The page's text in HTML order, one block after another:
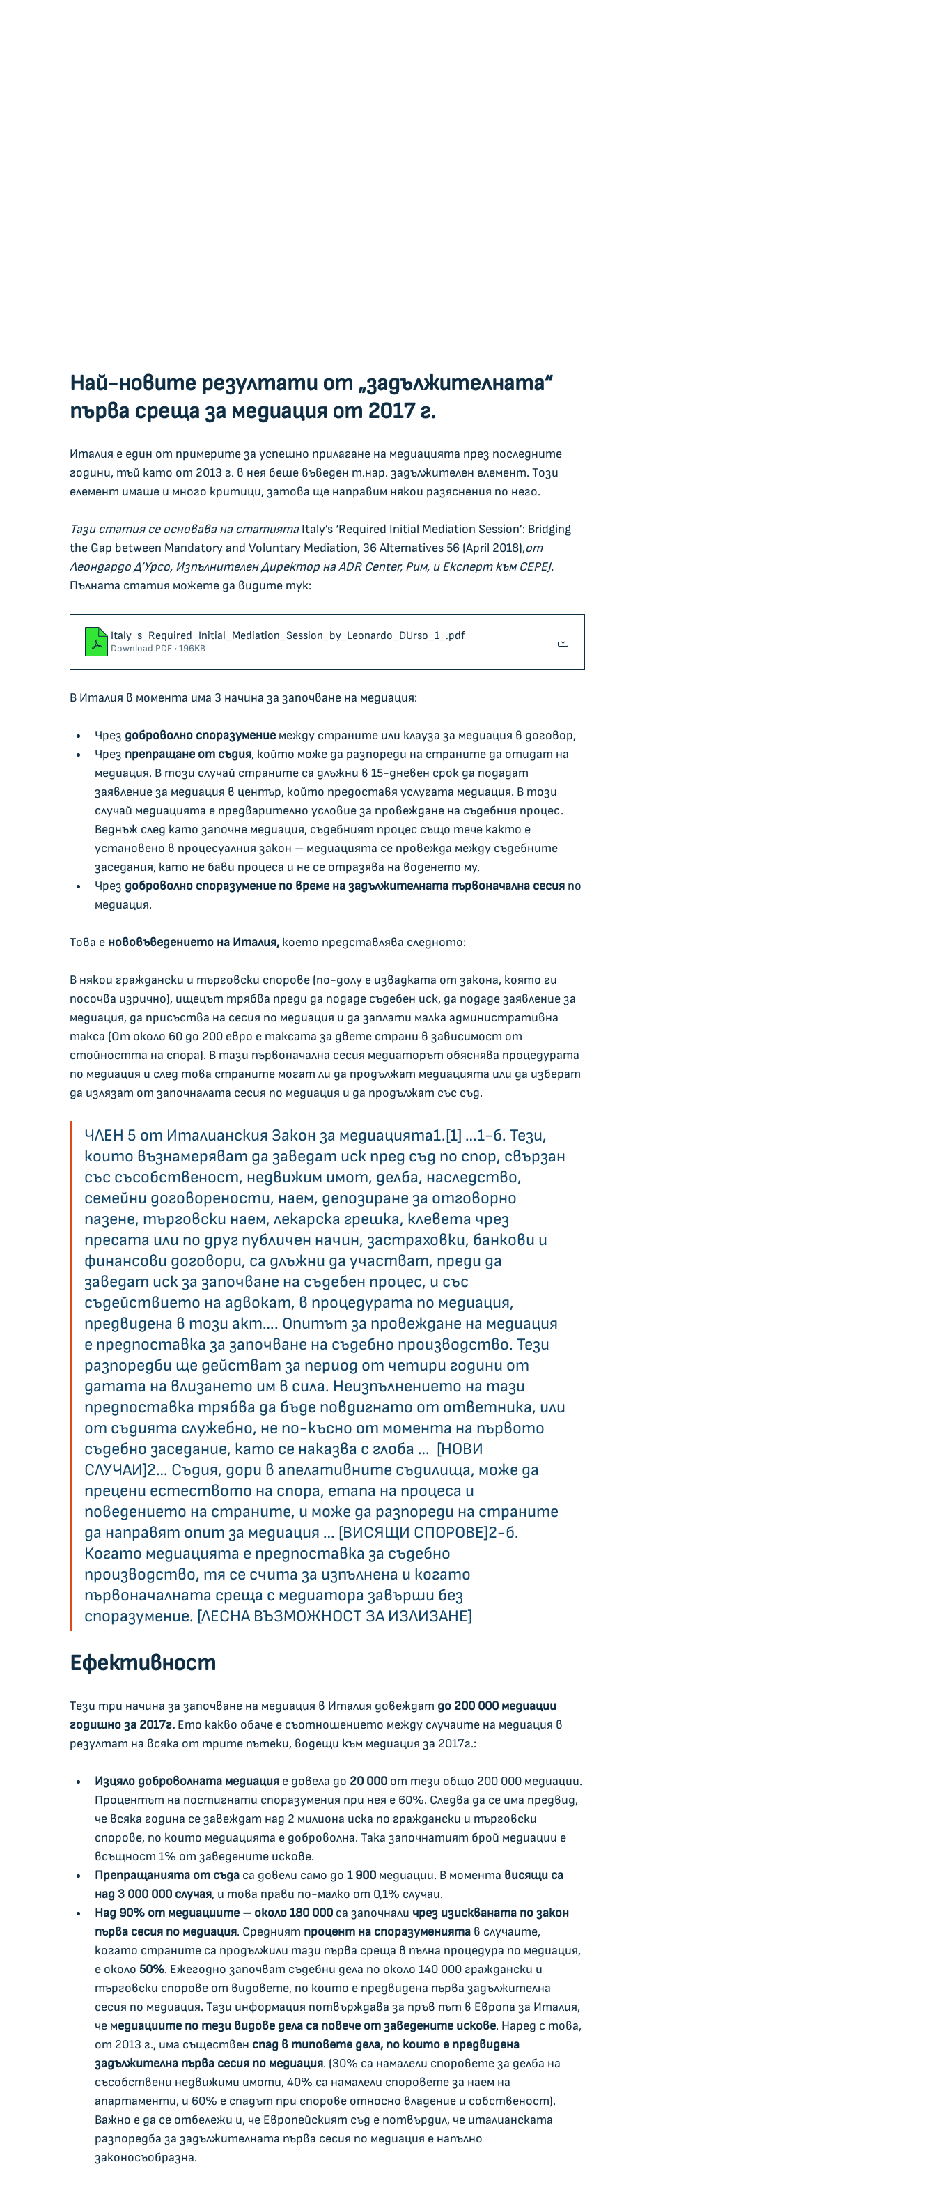
Най-новите резултати от „задължителната“
първа среща за медиация от 2017 г.
Италия е един от примерите за успешно прилагане на медиацията през последните
години, тъй като от 2013 г. в нея беше въведен т.нар. задължителен елемент. Този
елемент имаше и много критици, затова ще направим някои разяснения по него.
Тази статия се основава на статията Italy’s ‘Required Initial Mediation Session’: Bridging
the Gap between Mandatory and Voluntary Mediation, 36 Alternatives 56 (April 2018),от
Леондардо Д’Урсо, Изпълнителен Директор на ADR Center, Рим, и Експерт към CEPEJ.
Пълната статия можете да видите тук:
Italy_s_Required_Initial_Mediation_Session_by_Leonardo_DUrso_1_ .pdf
Download PDF • 196KB
В Италия в момента има 3 начина за започване на медиация:
Чрез доброволно споразумение между страните или клауза за медиация в договор,
Чрез препращане от съдия, който може да разпореди на страните да отидат на
медиация. В този случай страните са длъжни в 15-дневен срок да подадат
заявление за медиация в център, който предоставя услугата медиация. В този
случай медиацията е предварително условие за провеждане на съдебния процес.
Веднъж след като започне медиация, съдебният процес също тече както е
установено в процесуалния закон – медиацията се провежда между съдебните
заседания, като не бави процеса и не се отразява на воденето му.
Чрез доброволно споразумение по време на задължителната първоначална сесия по
медиация.
Това е нововъведението на Италия, което представлява следното:
В някои граждански и търговски спорове (по-долу е извадката от закона, която ги
посочва изрично), ищецът трябва преди да подаде съдебен иск, да подаде заявление за
медиация, да присъства на сесия по медиация и да заплати малка административна
такса (От около 60 до 200 евро е таксата за двете страни в зависимост от
стойността на спора). В тази първоначална сесия медиаторът обяснява процедурата
по медиация и след това страните могат ли да продължат медиацията или да изберат
да излязат от започналата сесия по медиация и да продължат със съд.
ЧЛЕН 5 от Италианския Закон за медиацията1.[1] …1-б. Тези,
които възнамеряват да заведат иск пред съд по спор, свързан
със съсобственост, недвижим имот, делба, наследство,
семейни договорености, наем, депозиране за отговорно
пазене, търговски наем, лекарска грешка, клевета чрез
пресата или по друг публичен начин, застраховки, банкови и
финансови договори, са длъжни да участват, преди да
заведат иск за започване на съдебен процес, и със
съдействието на адвокат, в процедурата по медиация,
предвидена в този акт…. Опитът за провеждане на медиация
е предпоставка за започване на съдебно производство. Тези
разпоредби ще действат за период от четири години от
датата на влизането им в сила. Неизпълнението на тази
предпоставка трябва да бъде повдигнато от ответника, или
от съдията служебно, не по-късно от момента на първото
съдебно заседание, като се наказва с глоба …  [НОВИ
СЛУЧАИ]2… Съдия, дори в апелативните съдилища, може да
прецени естеството на спора, етапа на процеса и
поведението на страните, и може да разпореди на страните
да направят опит за медиация … [ВИСЯЩИ СПОРОВЕ]2-б.
Когато медиацията е предпоставка за съдебно
производство, тя се счита за изпълнена и когато
първоначалната среща с медиатора завърши без
споразумение. [ЛЕСНА ВЪЗМОЖНОСТ ЗА ИЗЛИЗАНЕ]
Ефективност
Тези три начина за започване на медиация в Италия довеждат до 200 000 медиации
годишно за 2017г. Ето какво обаче е съотношението между случаите на медиация в
резултат на всяка от трите пътеки, водещи към медиация за 2017г.:
Изцяло доброволната медиация е довела до 20 000 от тези общо 200 000 медиации.
Процентът на постигнати споразумения при нея е 60%. Следва да се има предвид,
че всяка година се завеждат над 2 милиона иска по граждански и търговски
спорове, по които медиацията е доброволна. Така започнатият брой медиации е
всъщност 1% от заведените искове.
Препращанията от съда са довели само до 1 900 медиации. В момента висящи са
над 3 000 000 случая, и това прави по-малко от 0,1% случаи.
Над 90% от медиациите – около 180 000 са започнали чрез изискваната по закон
първа сесия по медиация. Средният процент на споразуменията в случаите,
когато страните са продължили тази първа среща в пълна процедура по медиация,
е около 50%. Ежегодно започват съдебни дела по около 140 000 граждански и
търговски спорове от видовете, по които е предвидена първа задължителна
сесия по медиация. Тази информация потвърждава за пръв път в Европа за Италия,
че медиациите по тези видове дела са повече от заведените искове. Наред с това,
от 2013 г., има съществен спад в типовете дела, по които е предвидена
задължителна първа сесия по медиация. (30% са намалели споровете за делба на
съсобствени недвижими имоти, 40% са намалели споровете за наем на
апартаменти, и 60% е спадът при спорове относно владение и собственост).
Важно е да се отбележи и, че Европейският съд е потвърдил, че италианската
разпоредба за задължителната първа сесия по медиация е напълно
законосъобразна.